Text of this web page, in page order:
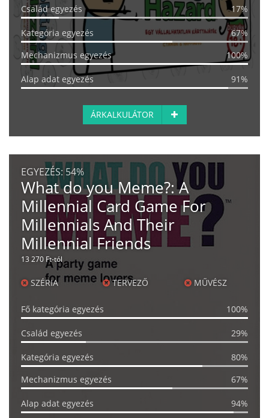
Család egyezés 17%
Kategória egyezés
67%
Mechanizmus egyezés
100%
Alap adat egyezés 91%
ÁRKALKULÁTOR
EGYEZÉS:54%
What do you Meme?: A
Millennial Card Game For
Millennials And Their
Millennial Friends
13 270 Ft-tól
SZÉRIA TERVEZŐ MŰVÉSZ
Fő kategória egyezés 100%
Család egyezés 29%
Kategória egyezés
80%
Mechanizmus egyezés
67%
Alap adat egyezés 94%